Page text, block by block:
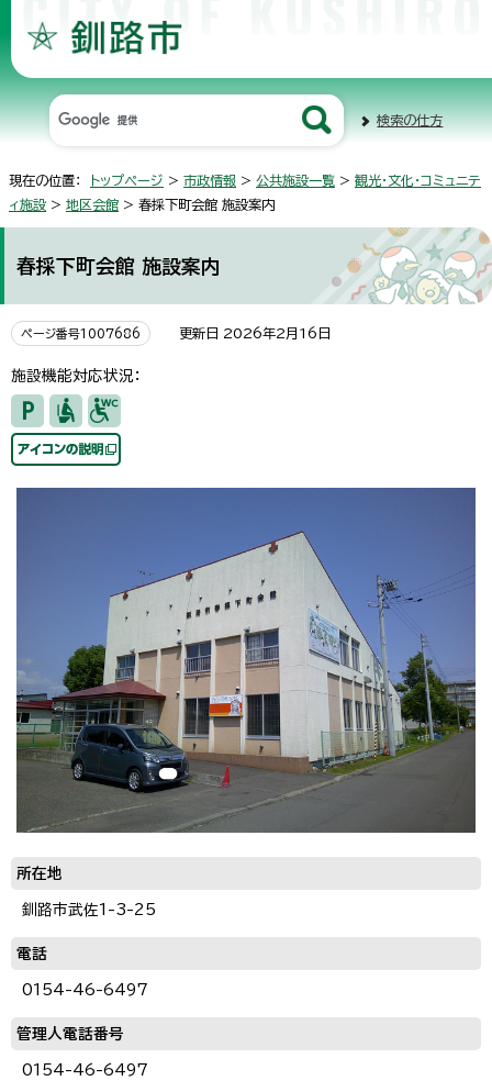
検索の仕方
現在の位置： トップページ > 市政情報 > 公共施設一覧 > 観光・文化・コミュニテ
ィ施設 > 地区会館 > 春採下町会館 施設案内
春採下町会館 施設案内
ページ番号1007686 更新日 2026年2月16日
施設機能対応状況：
所在地
釧路市武佐1-3-25
電話
0154-46-6497
管理人電話番号
0154-46-6497